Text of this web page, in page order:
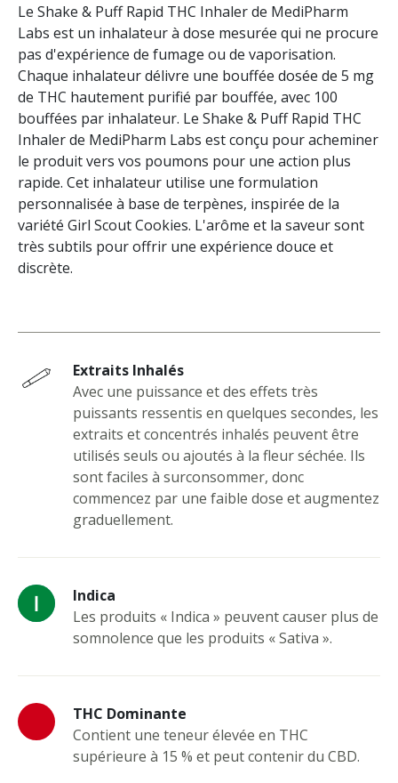
Le Shake & Puff Rapid THC Inhaler de MediPharm
Labs est un inhalateur à dose mesurée qui ne procure
pas d'expérience de fumage ou de vaporisation.
Chaque inhalateur délivre une bouffée dosée de 5 mg
de THC hautement purifié par bouffée, avec 100
bouffées par inhalateur. Le Shake & Puff Rapid THC
Inhaler de MediPharm Labs est conçu pour acheminer
le produit vers vos poumons pour une action plus
rapide. Cet inhalateur utilise une formulation
personnalisée à base de terpènes, inspirée de la
variété Girl Scout Cookies. L'arôme et la saveur sont
très subtils pour offrir une expérience douce et
discrète.
Extraits Inhalés
Avec une puissance et des effets très
puissants ressentis en quelques secondes, les
extraits et concentrés inhalés peuvent être
utilisés seuls ou ajoutés à la fleur séchée. Ils
sont faciles à surconsommer, donc
commencez par une faible dose et augmentez
graduellement.
Indica
Les produits « Indica » peuvent causer plus de
somnolence que les produits « Sativa ».
THC Dominante
Contient une teneur élevée en THC
supérieure à 15 % et peut contenir du CBD.